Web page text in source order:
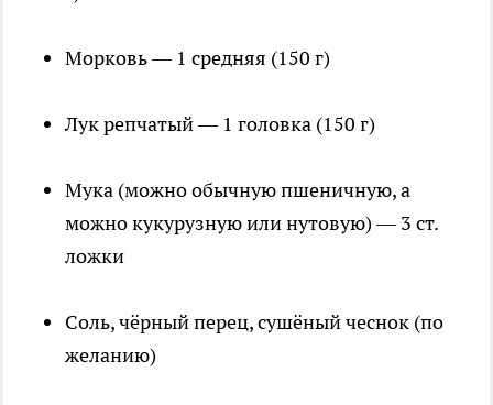
Морковь — 1 средняя (150 г)
Лук репчатый — 1 головка (150 г)
Мука (можно обычную пшеничную, а
можно кукурузную или нутовую) — 3 ст.
ложки
Соль, чёрный перец, сушёный чеснок (по
желанию)